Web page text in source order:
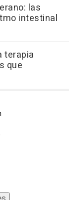
las
intestinal
terapia
que